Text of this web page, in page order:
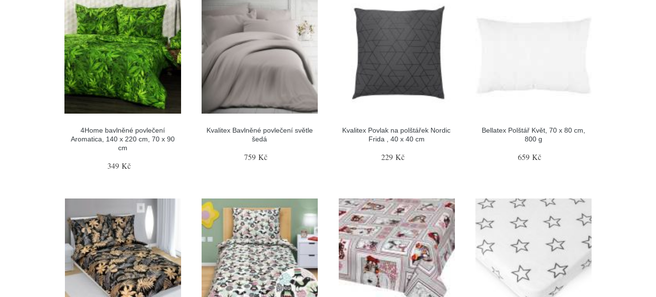
4Home bavlněné povlečení
Aromatica, 140 x 220 cm, 70 x 90
cm
349 Kč
Kvalitex Bavlněné povlečení světle
šedá
759 Kč
Kvalitex Povlak na polštářek Nordic
Frida , 40 x 40 cm
229 Kč
Bellatex Polštář Květ, 70 x 80 cm,
800 g
659 Kč